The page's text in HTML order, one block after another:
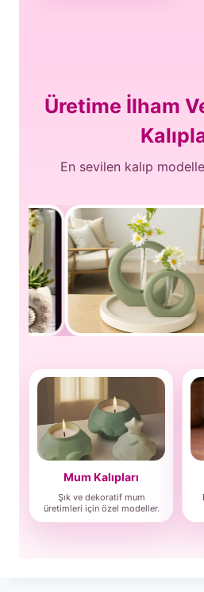
Üretime İlham
En sevilen kalıp
Mum Kalıpları
Şık ve dekoratif mum
üretimleri için özel modeller.